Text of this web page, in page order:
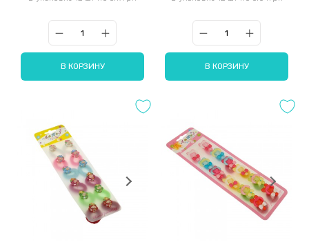
В КОРЗИНУ В КОРЗИНУ